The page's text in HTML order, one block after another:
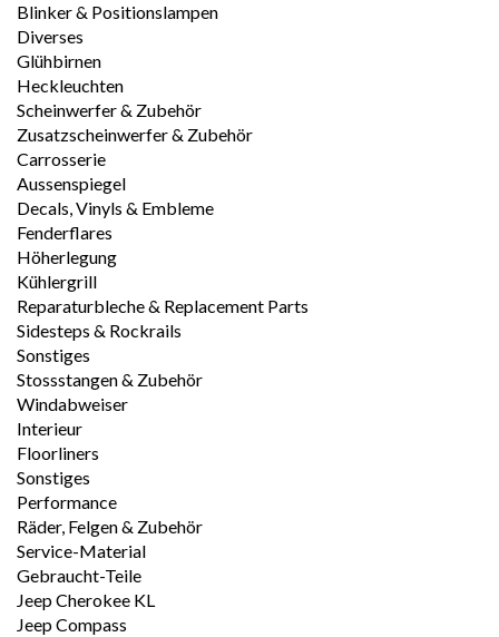
Blinker & Positionslampen
Diverses
Glühbirnen
Heckleuchten
Scheinwerfer & Zubehör
Zusatzscheinwerfer & Zubehör
Carrosserie
Aussenspiegel
Decals, Vinyls & Embleme
Fenderflares
Höherlegung
Kühlergrill
Reparaturbleche & Replacement Parts
Sidesteps & Rockrails
Sonstiges
Stossstangen & Zubehör
Windabweiser
Interieur
Floorliners
Sonstiges
Performance
Räder, Felgen & Zubehör
Service-Material
Gebraucht-Teile
Jeep Cherokee KL
Jeep Compass